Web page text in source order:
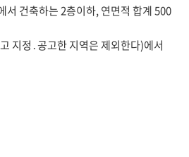
서 건축하는 2층이하, 연면적 합계 500
지정․공고한 지역은 제외한다)에서